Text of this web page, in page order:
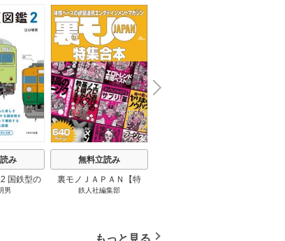
み
国鉄型の
1巻
男
無料立読み
裏モノＪＡＰＡＮ【特
集】★超ボリューム版６
鉄人社編集部
N
e
x
t
もっと見る